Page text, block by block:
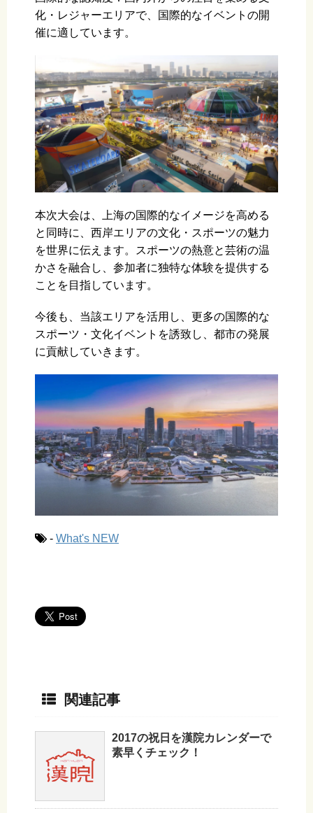
化・レジャーエリアで、国際的なイベントの開
催に適しています。
本次大会は、上海の国際的なイメージを高める
と同時に、西岸エリアの文化・スポーツの魅力
を世界に伝えます。スポーツの熱意と芸術の温
かさを融合し、参加者に独特な体験を提供する
ことを目指しています。
今後も、当該エリアを活用し、更多の国際的な
スポーツ・文化イベントを誘致し、都市の発展
に貢献していきます。
- What's NEW
関連記事
2017の祝日を漢院カレンダーで
素早くチェック！